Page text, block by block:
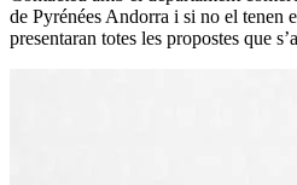
de Pyrénées Andorra i si no el tenen
presentaran totes les propostes que